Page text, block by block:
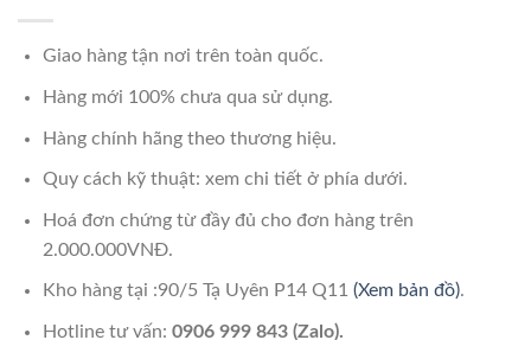
Giao hàng tận nơi trên toàn quốc.
Hàng mới 100% chưa qua sử dụng.
Hàng chính hãng theo thương hiệu.
Quy cách kỹ thuật: xem chi tiết ở phía dưới.
Hoá đơn chứng từ đầy đủ cho đơn hàng trên
2.000.000VNĐ.
Kho hàng tại :90/5 Tạ Uyên P14 Q11 (Xem bản đồ).
Hotline tư vấn: 0906 999 843 (Zalo).